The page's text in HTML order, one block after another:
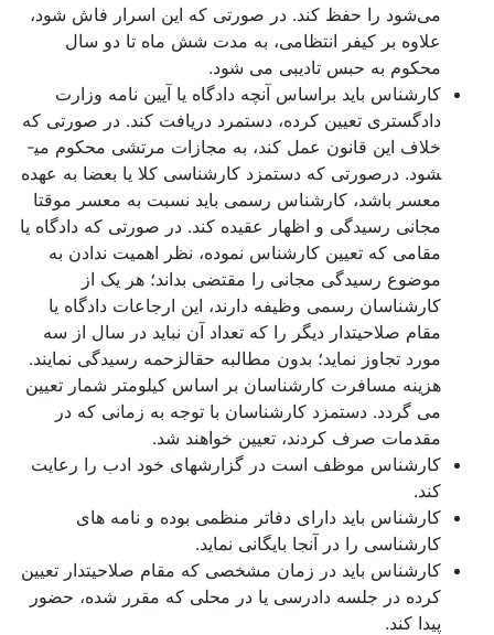
می‌شود را حفظ کند. در صورتی که این اسرار فاش شود،
علاوه بر کیفر انتظامی، به مدت شش ماه تا دو سال
محکوم به حبس تادیبی می شود.
کارشناس باید براساس آنچه دادگاه یا آیین نامه وزارت
دادگستری تعیین کرده، دستمرد دریافت کند. در صورتی که
خلاف این قانون عمل کند، به مجازات مرتشی محکوم می­
شود. درصورتی که دستمزد کارشناسی کلا یا بعضا به عهده
معسر باشد، کارشناس رسمی باید نسبت به معسر موقتا
مجانی رسیدگی و اظهار عقیده کند. در صورتی که دادگاه یا
مقامی که تعیین کارشناس نموده، نظر اهمیت ندادن به
موضوع رسیدگی مجانی را مقتضی بداند؛ هر یک از
کارشناسان رسمی وظیفه دارند، این ارجاعات دادگاه یا
مقام صلاحیتدار دیگر را که تعداد آن نباید در سال از سه
مورد تجاوز نماید؛ بدون مطالبه حق­الزحمه رسیدگی نمایند.
هزینه مسافرت کارشناسان بر اساس کیلومتر شمار تعیین
می گردد. دستمزد کارشناسان با توجه به زمانی که در
مقدمات صرف کردند، تعیین خواهند شد.
کارشناس موظف است در گزارشهای خود ادب را رعایت
کند.
کارشناس باید دارای دفاتر منظمی بوده و نامه ­های
کارشناسی را در آنجا بایگانی نماید.
کارشناس باید در زمان مشخصی که مقام صلاحیتدار تعیین
کرده در جلسه دادرسی یا در محلی که مقرر شده، حضور
پیدا کند.